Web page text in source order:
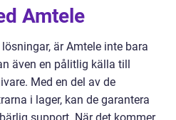
Amtele
är Amtele inte bara
även en pålitlig källa till
Med en del av de
i lager, kan de garantera